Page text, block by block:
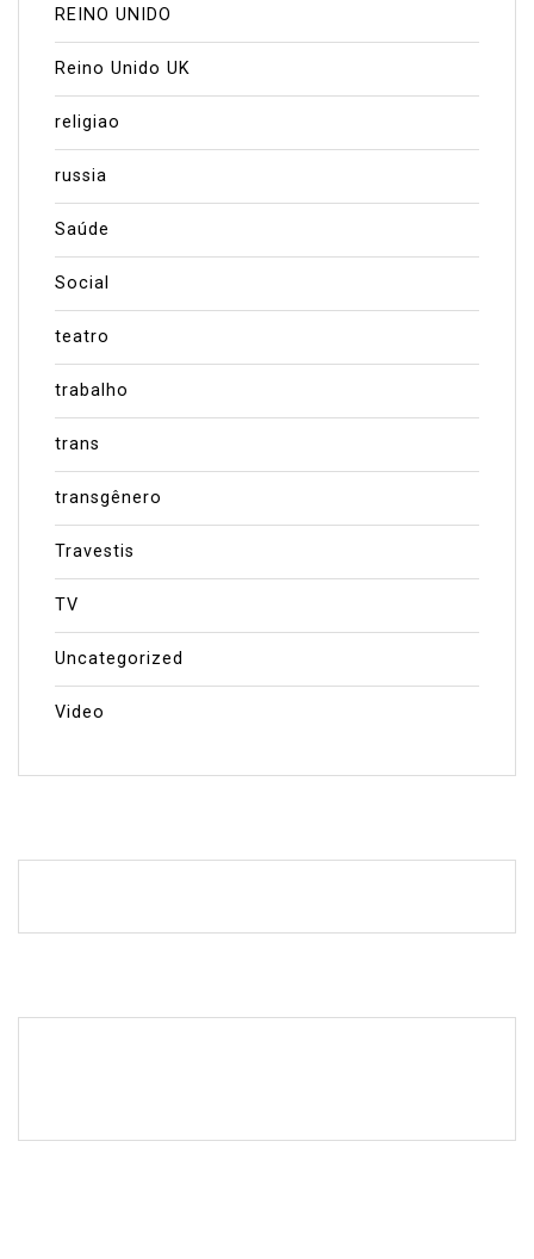
REINO UNIDO
Reino Unido UK
religiao
russia
Saúde
Social
teatro
trabalho
trans
transgênero
Travestis
TV
Uncategorized
Video